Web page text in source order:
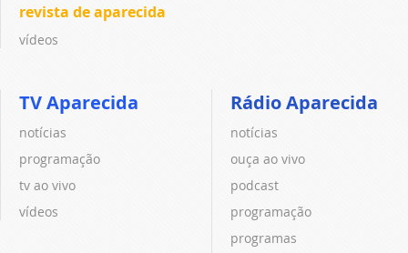
revista de aparecida
vídeos
TV Aparecida
notícias
programação
tv ao vivo
vídeos
Rádio Aparecida
notícias
ouça ao vivo
podcast
programação
programas